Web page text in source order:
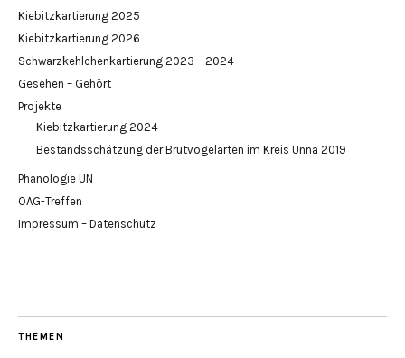
Kiebitzkartierung 2025
Kiebitzkartierung 2026
Schwarzkehlchenkartierung 2023 – 2024
Gesehen – Gehört
Projekte
Kiebitzkartierung 2024
Bestandsschätzung der Brutvogelarten im Kreis Unna 2019
Phänologie UN
OAG-Treffen
Impressum – Datenschutz
THEMEN